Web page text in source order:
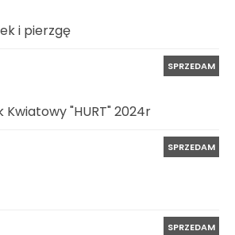
i pierzgę
SPRZEDAM
"HURT" 2024r
SPRZEDAM
SPRZEDAM